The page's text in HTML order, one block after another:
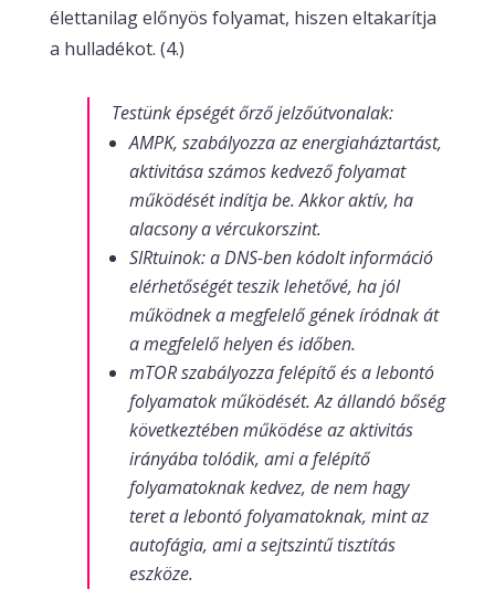
élettanilag előnyös folyamat, hiszen eltakarítja
a hulladékot. (4.)
Testünk épségét őrző jelzőútvonalak:
AMPK, szabályozza az energiaháztartást,
aktivitása számos kedvező folyamat
működését indítja be. Akkor aktív, ha
alacsony a vércukorszint.
SIRtuinok: a DNS-ben kódolt információ
elérhetőségét teszik lehetővé, ha jól
működnek a megfelelő gének íródnak át
a megfelelő helyen és időben.
mTOR szabályozza felépítő és a lebontó
folyamatok működését. Az állandó bőség
következtében működése az aktivitás
irányába tolódik, ami a felépítő
folyamatoknak kedvez, de nem hagy
teret a lebontó folyamatoknak, mint az
autofágia, ami a sejtszintű tisztítás
eszköze.